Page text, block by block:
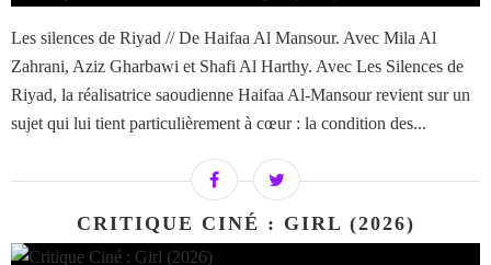
Les silences de Riyad // De Haifaa Al Mansour. Avec Mila Al
Zahrani, Aziz Gharbawi et Shafi Al Harthy. Avec Les Silences de
Riyad, la réalisatrice saoudienne Haifaa Al-Mansour revient sur un
sujet qui lui tient particulièrement à cœur : la condition des...
CRITIQUE CINÉ : GIRL (2026)